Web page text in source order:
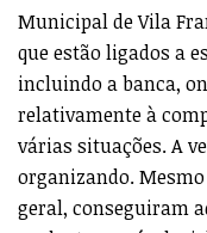
Municipal de Vila
que estão ligados a
incluindo a banca,
relativamente à
várias situações. A
organizando.
geral, conseguiram